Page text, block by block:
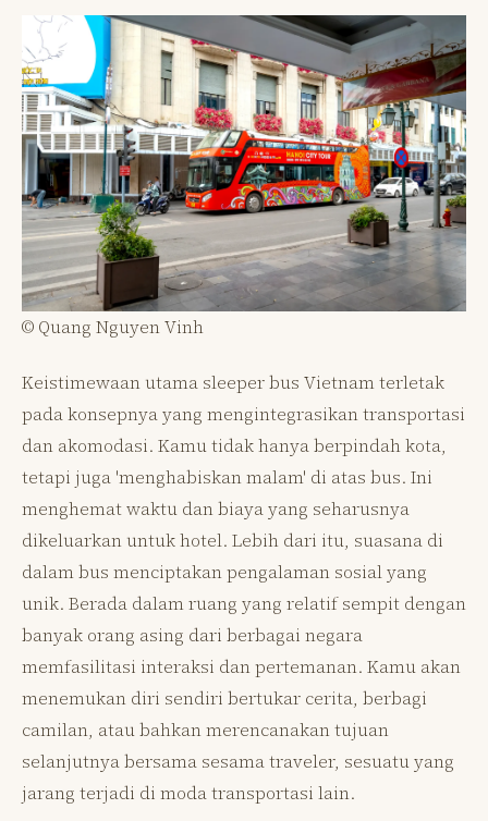
© Quang Nguyen Vinh
Keistimewaan utama sleeper bus Vietnam terletak
pada konsepnya yang mengintegrasikan transportasi
dan akomodasi. Kamu tidak hanya berpindah kota,
tetapi juga 'menghabiskan malam' di atas bus. Ini
menghemat waktu dan biaya yang seharusnya
dikeluarkan untuk hotel. Lebih dari itu, suasana di
dalam bus menciptakan pengalaman sosial yang
unik. Berada dalam ruang yang relatif sempit dengan
banyak orang asing dari berbagai negara
memfasilitasi interaksi dan pertemanan. Kamu akan
menemukan diri sendiri bertukar cerita, berbagi
camilan, atau bahkan merencanakan tujuan
selanjutnya bersama sesama traveler, sesuatu yang
jarang terjadi di moda transportasi lain.